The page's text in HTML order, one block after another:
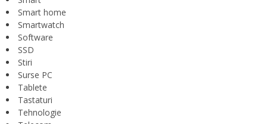
Smart home
Smartwatch
Software
SSD
Stiri
Surse PC
Tablete
Tastaturi
Tehnologie